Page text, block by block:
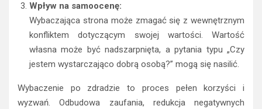
Wpływ na samoocenę:
Wybaczająca strona może zmagać się z wewnętrznym
konfliktem dotyczącym swojej wartości. Wartość
własna może być nadszarpnięta, a pytania typu „Czy
jestem wystarczająco dobrą osobą?” mogą się nasilić.
Wybaczenie po zdradzie to proces pełen korzyści i
wyzwań. Odbudowa zaufania, redukcja negatywnych